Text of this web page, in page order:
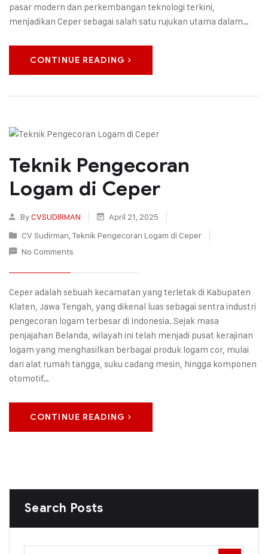
pasar modern dan perkembangan teknologi terkini,
menjadikan Ceper sebagai salah satu rujukan utama dalam…
CONTINUE READING
Teknik Pengecoran
Logam di Ceper
ByCVSUDIRMAN
April 21, 2025
CV Sudirman,Teknik Pengecoran Logam di Ceper
No Comments
Ceper adalah sebuah kecamatan yang terletak di Kabupaten
Klaten, Jawa Tengah, yang dikenal luas sebagai sentra industri
pengecoran logam terbesar di Indonesia. Sejak masa
penjajahan Belanda, wilayah ini telah menjadi pusat kerajinan
logam yang menghasilkan berbagai produk logam cor, mulai
dari alat rumah tangga, suku cadang mesin, hingga komponen
otomotif…
CONTINUE READING
Search Posts